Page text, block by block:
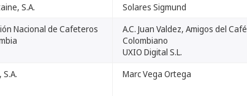
S.A. Solares Sigmund
Nacional de Cafeteros
A.C. Juan Valdez, Amigos del Café
Colombiano
UXIO Digital S.L.
Marc Vega Ortega